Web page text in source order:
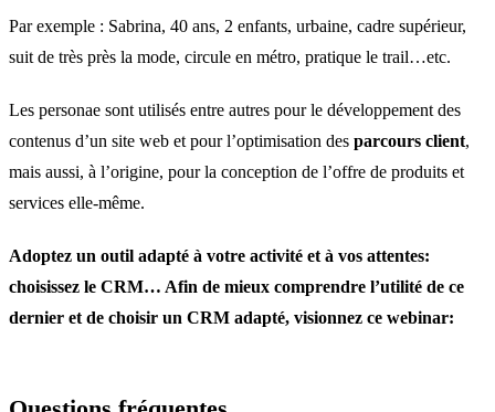
Par exemple : Sabrina, 40 ans, 2 enfants, urbaine, cadre supérieur,
suit de très près la mode, circule en métro, pratique le trail…etc.
Les personae sont utilisés entre autres pour le développement des
contenus d’un site web et pour l’optimisation des parcours client,
mais aussi, à l’origine, pour la conception de l’offre de produits et
services elle-même.
Adoptez un outil adapté à votre activité et à vos attentes:
choisissez le CRM… Afin de mieux comprendre l’utilité de ce
dernier et de choisir un CRM adapté, visionnez ce webinar: